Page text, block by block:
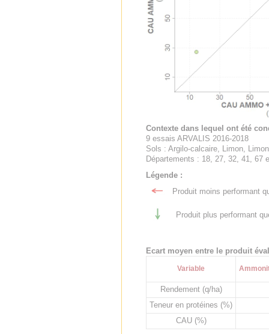
Contexte dans lequel ont été
9 essais ARVALIS 2016-2018
Sols : Argilo-calcaire, Limon,
Départements : 18, 27, 32, 41, 67
Légende :
Produit moins performant
Produit plus performant
Ecart moyen entre le produit
Variable
Rendement (q/ha)
Teneur en protéines (%)
CAU (%)